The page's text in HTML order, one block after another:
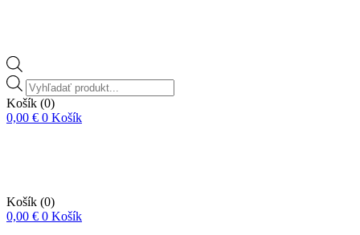
Vyhľadávanie
produktov
Košík (0)
0,00 € 0 Košík
Košík (0)
0,00 € 0 Košík